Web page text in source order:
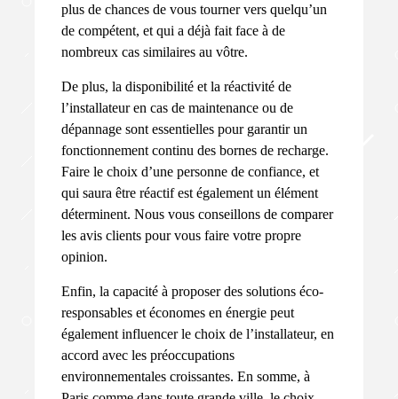
plus de chances de vous tourner vers quelqu’un
de compétent, et qui a déjà fait face à de
nombreux cas similaires au vôtre.
De plus, la disponibilité et la réactivité de
l’installateur en cas de maintenance ou de
dépannage sont essentielles pour garantir un
fonctionnement continu des bornes de recharge.
Faire le choix d’une personne de confiance, et
qui saura être réactif est également un élément
déterminent. Nous vous conseillons de comparer
les avis clients pour vous faire votre propre
opinion.
Enfin, la capacité à proposer des solutions éco-
responsables et économes en énergie peut
également influencer le choix de l’installateur, en
accord avec les préoccupations
environnementales croissantes. En somme, à